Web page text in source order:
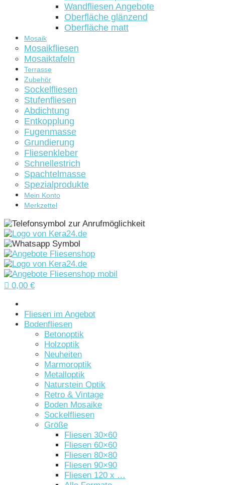
Wandfliesen Angebote
Oberfläche glänzend
Oberfläche matt
Mosaik
Mosaikfliesen
Mosaiktafeln
Terrasse
Zubehör
Sockelfliesen
Stufenfliesen
Abdichtung
Entkopplung
Fugenmasse
Grundierung
Fliesenkleber
Schnellestrich
Spachtelmasse
Spezialprodukte
Mein Konto
Merkzettel
 0,00 €
Fliesen im Angebot
Bodenfliesen
Betonoptik
Holzoptik
Neuheiten
Marmoroptik
Metalloptik
Naturstein Optik
Retro & Vintage
Boden Mosaike
Sockelfliesen
Größe
Fliesen 30×60
Fliesen 60×60
Fliesen 80×80
Fliesen 90×90
Fliesen 120 x …